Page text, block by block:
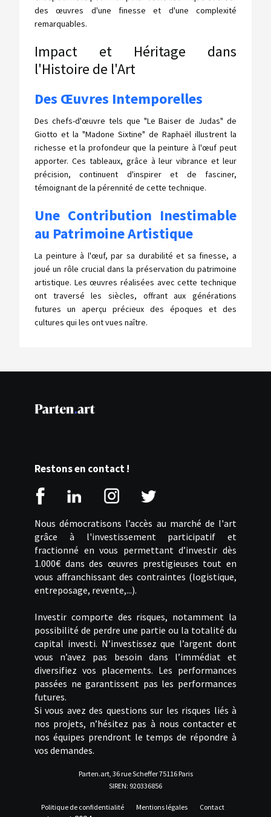
des œuvres d'une finesse et d'une complexité
remarquables.
Impact et Héritage dans
l'Histoire de l'Art
Des Œuvres Intemporelles
Des chefs-d'œuvre tels que "Le Baiser de Judas" de
Giotto et la "Madone Sixtine" de Raphaël illustrent la
richesse et la profondeur que la peinture à l'œuf peut
apporter. Ces tableaux, grâce à leur vibrance et leur
précision, continuent d'inspirer et de fasciner,
témoignant de la pérennité de cette technique.
Une Contribution Inestimable
au Patrimoine Artistique
La peinture à l'œuf, par sa durabilité et sa finesse, a
joué un rôle crucial dans la préservation du patrimoine
artistique. Les œuvres réalisées avec cette technique
ont traversé les siècles, offrant aux générations
futures un aperçu précieux des époques et des
cultures qui les ont vues naître.
Restons en contact !
Nous démocratisons l’accès au marché de l'art
grâce à l'investissement participatif et
fractionné en vous permettant d’investir dès
1.000€ dans des œuvres prestigieuses tout en
vous affranchissant des contraintes (logistique,
entreposage, revente,...).
Investir comporte des risques, notamment la
possibilité de perdre une partie ou la totalité du
capital investi. N’investissez que l’argent dont
vous n’avez pas besoin dans l’immédiat et
diversifiez vos placements. Les performances
passées ne garantissent pas les performances
futures.
Si vous avez des questions sur les risques liés à
nos projets, n’hésitez pas à nous contacter et
nos équipes prendront le temps de répondre à
vos demandes.
Parten.art, 36 rue Scheffer 75116 Paris
SIREN: 920336856
Contact
Mentions légales
Politique de confidentialité